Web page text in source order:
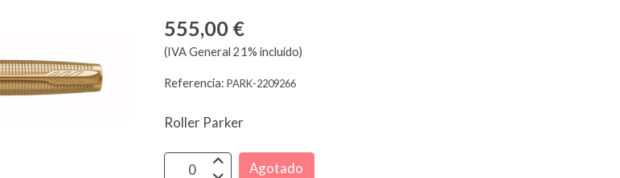
555,00 €
(IVA General 21% incluido)
Referencia:PARK-2209266
Roller Parker
Agotado